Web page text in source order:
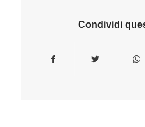
Condividi